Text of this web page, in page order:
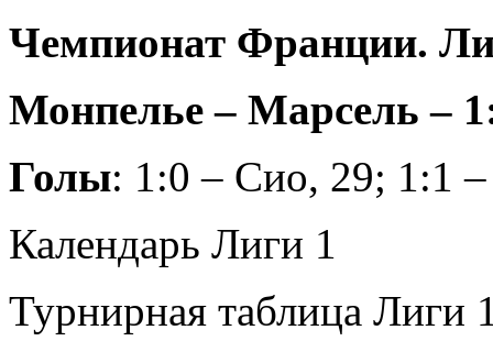
Чемпионат Франции.
Монпелье – Марсель –
Голы: 1:0 – Сио, 29; 1:1 –
Календарь Лиги 1
Турнирная таблица Лиги